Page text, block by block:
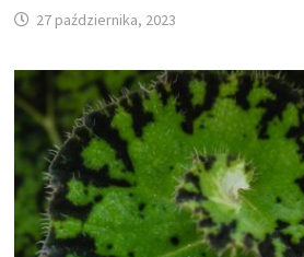
27 października, 2023